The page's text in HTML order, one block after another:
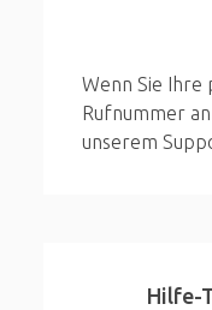
Wenn Sie Ihre
Rufnummer
unserem
Hilfe-